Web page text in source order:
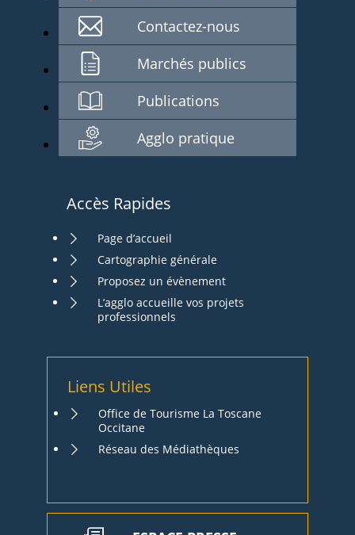
Contactez-nous
Marchés publics
Publications
Agglo pratique
Accès Rapides
Page d’accueil
Cartographie générale
Proposez un évènement
L’agglo accueille vos projets
professionnels
Liens Utiles
Office de Tourisme La Toscane
Occitane
Réseau des Médiathèques